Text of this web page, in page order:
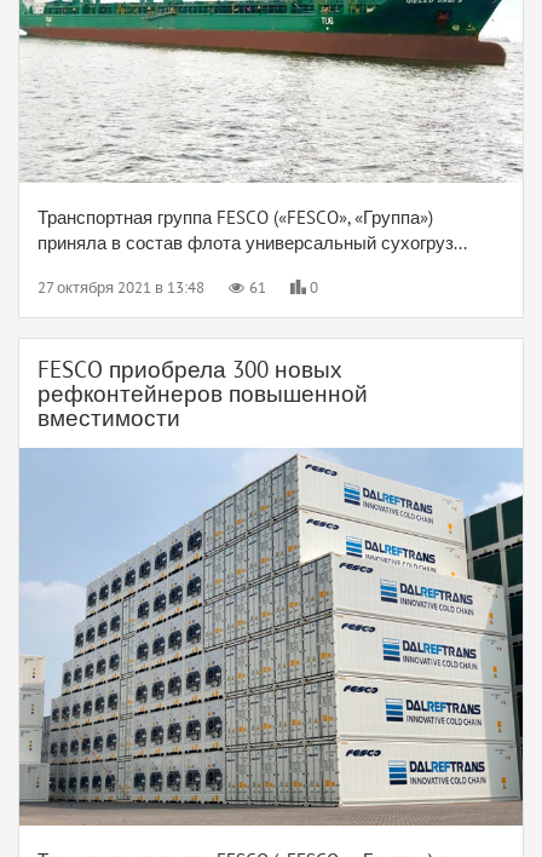
Транспортная группа FESCO («FESCO», «Группа»)
приняла в состав флота универсальный сухогруз...
27 октября 2021 в 13:48 61 0
FESCO приобрела 300 новых
рефконтейнеров повышенной
вместимости